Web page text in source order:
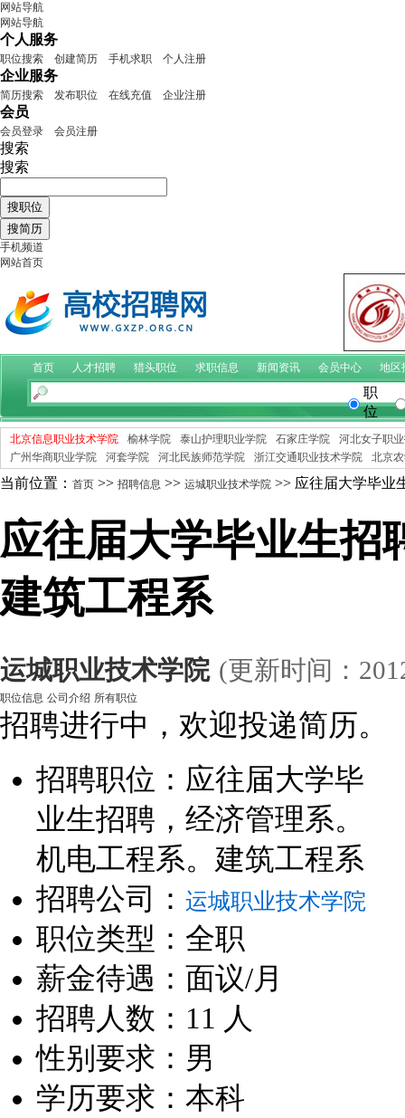
网站导航
网站导航
个人服务
职位搜索 创建简历 手机求职 个人注册
企业服务
简历搜索 发布职位 在线充值 企业注册
会员
会员登录 会员注册
搜索
搜索
手机频道
网站首页
首页 人才招聘 猎头职位 求职信息 新闻资讯 会员中心 地区
职
位
北京信息职业技术学院 榆林学院 泰山护理职业学院 石家庄学院
河北女子职
广州华商职业学院
河套学院 河北民族师范学院 浙江交通职业技术学院 北京
当前位置： 首页 >> 招聘信息 >> 运城职业技术学院 >> 应往届大学毕业
应往届大学毕业生招
建筑工程系
运城职业技术学院 (更新时间：
职位信息 公司介绍 所有职位
招聘进行中，欢迎投递简历。
招聘职位：应往届大学毕
业生招聘，经济管理系。
机电工程系。建筑工程系
招聘公司： 运城职业技术学院
职位类型：全职
薪金待遇：面议/月
招聘人数：11 人
性别要求：男
学历要求：本科